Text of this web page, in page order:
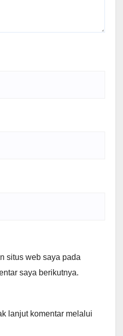
situs web saya pada
saya berikutnya.
lanjut komentar melalui